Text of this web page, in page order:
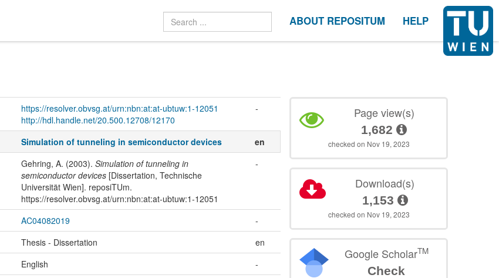
ABOUT REPOSITUM HELP
https://resolver.obvsg.at/urn:nbn:at:at-ubtuw:1-12051
http://hdl.handle.net/20.500.12708/12170
-
Simulation of tunneling in semiconductor devices
en
Gehring, A. (2003). Simulation of tunneling in
semiconductor devices[Dissertation, Technische
Universität Wien]. reposiTUm.
https://resolver.obvsg.at/urn:nbn:at:at-ubtuw:1-12051
-
AC04082019
-
Thesis - Dissertation
en
English
-
Page view(s)
1,682
checked on Nov 19, 2023
Download(s)
1,153
checked on Nov 19, 2023
Google ScholarTM
Check